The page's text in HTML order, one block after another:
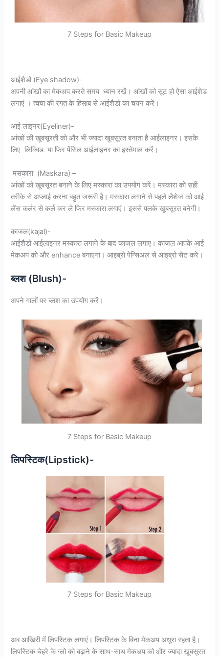
7 Steps for Basic Makeup
आईशैडो (Eye shadow)-
अपनी आंखों का मेकअप करते समय ध्यान रखें। आंखों को सूट हो ऐसा आईशेड
लगाएं । त्वचा की रंगत के हिसाब से आईशैडो का चयन करें।
आई लाइनर(Eyeliner)-
आंखों की खूबसूरती को और भी ज्यादा खूबसूरत बनाता है आईलाइनर। इसके
लिए लिक्विड या फिर पेंसिल आईलाइनर का इस्तेमाल करें।
मसकारा (Maskara) –
आंखों को खूबसूरत बनाने के लिए मस्कारा का उपयोग करें। मस्कारा को सही
तरीके से अप्लाई करना बहुत जरूरी है। मस्कारा लगाने से पहले लैशेज को आई
लेंस कर्लर से कर्ल कर ले फिर मस्कारा लगाएं। इससे पलके खूबसूरत बनेगी।
काजल(kajal)-
आईशैडो आईलाइनर मस्कारा लगाने के बाद काजल लगाए। काजल आपके आई
मेकअप को और enhance बनाएगा। आइब्रो पेन्सिअल से आइब्रो सेट करे।
ब्लश (Blush)-
अपने गालों पर ब्लश का उपयोग करें।
7 Steps for Basic Makeup
लिपस्टिक(Lipstick)-
7 Steps for Basic Makeup
अब आखिरी में लिपस्टिक लगाएं। लिपस्टिक के बिना मेकअप अधूरा रहता है।
लिपस्टिक चेहरे के ग्लो को बढ़ाने के साथ-साथ मेकअप को और ज्यादा खूबसूरत